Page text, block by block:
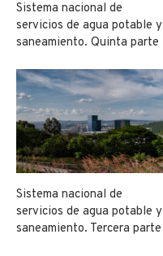
Sistema nacional de
servicios de agua potable y
saneamiento. Quinta parte
Sistema nacional de
servicios de agua potable y
saneamiento. Tercera parte